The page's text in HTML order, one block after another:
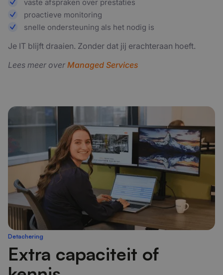
vaste afspraken over prestaties
proactieve monitoring
snelle ondersteuning als het nodig is
Je IT blijft draaien. Zonder dat jij erachteraan hoeft.
Lees meer over Managed Services
Detachering
Extra capaciteit of